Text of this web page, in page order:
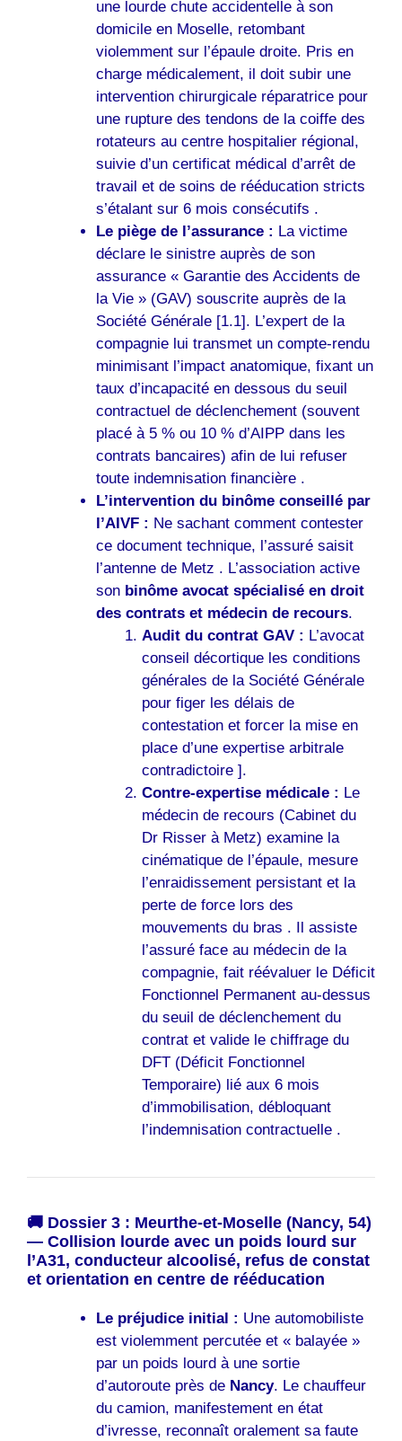
une lourde chute accidentelle à son
domicile en Moselle, retombant
violemment sur l’épaule droite. Pris en
charge médicalement, il doit subir une
intervention chirurgicale réparatrice pour
une rupture des tendons de la coiffe des
rotateurs au centre hospitalier régional,
suivie d’un certificat médical d’arrêt de
travail et de soins de rééducation stricts
s’étalant sur 6 mois consécutifs .
Le piège de l’assurance : La victime
déclare le sinistre auprès de son
assurance « Garantie des Accidents de
la Vie » (GAV) souscrite auprès de la
Société Générale [1.1]. L’expert de la
compagnie lui transmet un compte-rendu
minimisant l’impact anatomique, fixant un
taux d’incapacité en dessous du seuil
contractuel de déclenchement (souvent
placé à 5 % ou 10 % d’AIPP dans les
contrats bancaires) afin de lui refuser
toute indemnisation financière .
L’intervention du binôme conseillé par
l’AIVF : Ne sachant comment contester
ce document technique, l’assuré saisit
l’antenne de Metz . L’association active
son binôme avocat spécialisé en droit
des contrats et médecin de recours.
Audit du contrat GAV : L’avocat
conseil décortique les conditions
générales de la Société Générale
pour figer les délais de
contestation et forcer la mise en
place d’une expertise arbitrale
contradictoire ].
Contre-expertise médicale : Le
médecin de recours (Cabinet du
Dr Risser à Metz) examine la
cinématique de l’épaule, mesure
l’enraidissement persistant et la
perte de force lors des
mouvements du bras . Il assiste
l’assuré face au médecin de la
compagnie, fait réévaluer le Déficit
Fonctionnel Permanent au-dessus
du seuil de déclenchement du
contrat et valide le chiffrage du
DFT (Déficit Fonctionnel
Temporaire) lié aux 6 mois
d’immobilisation, débloquant
l’indemnisation contractuelle .
🚚 Dossier 3 : Meurthe-et-Moselle (Nancy, 54)
— Collision lourde avec un poids lourd sur
l’A31, conducteur alcoolisé, refus de constat
et orientation en centre de rééducation
Le préjudice initial : Une automobiliste
est violemment percutée et « balayée »
par un poids lourd à une sortie
d’autoroute près de Nancy. Le chauffeur
du camion, manifestement en état
d’ivresse, reconnaît oralement sa faute